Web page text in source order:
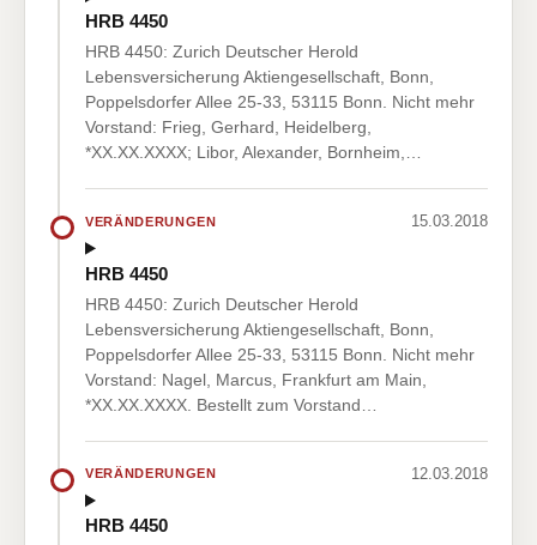
HRB 4450
HRB 4450: Zurich Deutscher Herold
Lebensversicherung Aktiengesellschaft, Bonn,
Poppelsdorfer Allee 25-33, 53115 Bonn. Nicht mehr
Vorstand: Frieg, Gerhard, Heidelberg,
*XX.XX.XXXX; Libor, Alexander, Bornheim,…
VERÄNDERUNGEN 15.03.2018
HRB 4450
HRB 4450: Zurich Deutscher Herold
Lebensversicherung Aktiengesellschaft, Bonn,
Poppelsdorfer Allee 25-33, 53115 Bonn. Nicht mehr
Vorstand: Nagel, Marcus, Frankfurt am Main,
*XX.XX.XXXX. Bestellt zum Vorstand…
VERÄNDERUNGEN 12.03.2018
HRB 4450